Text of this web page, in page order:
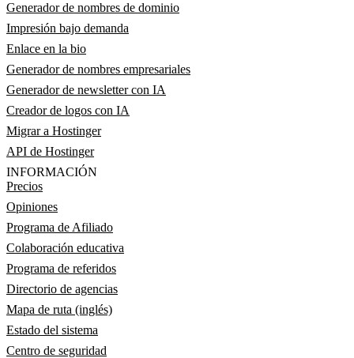
Generador de nombres de dominio
Impresión bajo demanda
Enlace en la bio
Generador de nombres empresariales
Generador de newsletter con IA
Creador de logos con IA
Migrar a Hostinger
API de Hostinger
INFORMACIÓN
Precios
Opiniones
Programa de Afiliado
Colaboración educativa
Programa de referidos
Directorio de agencias
Mapa de ruta (inglés)
Estado del sistema
Centro de seguridad